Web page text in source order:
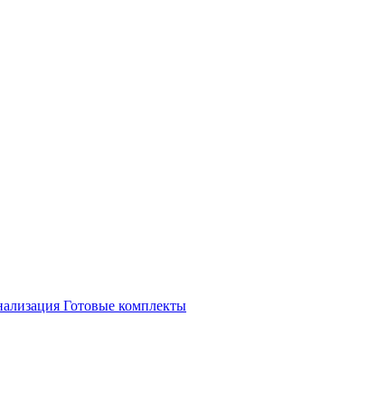
Готовые комплекты